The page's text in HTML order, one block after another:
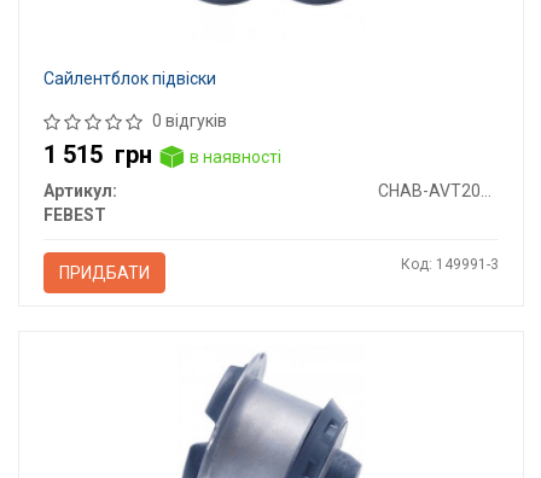
Сайлентблок підвіски
0 відгуків
1 515 грн
в наявності
Артикул:
CHAB-AVT200R-KIT
FEBEST
ПРИДБАТИ Код: 149991-3